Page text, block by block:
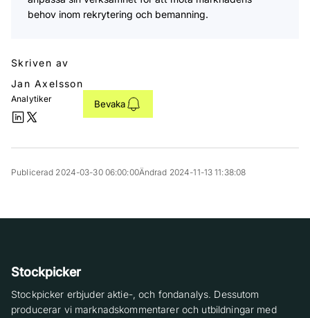
behov inom rekrytering och bemanning.
Skriven av
Jan Axelsson
Analytiker Bevaka
Publicerad 2024-03-30 06:00:00Ändrad 2024-11-13 11:38:08
Stockpicker
Stockpicker erbjuder aktie-, och fondanalys. Dessutom
producerar vi marknadskommentarer och utbildningar med